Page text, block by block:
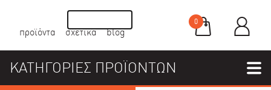
προϊόντα σχετικά blog
0
ΚΑΤΗΓΟΡΙΕΣ ΠΡΟΪΟΝΤΩΝ